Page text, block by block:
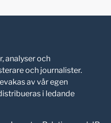
analyser och
och journalister.
av vår egen
i ledande